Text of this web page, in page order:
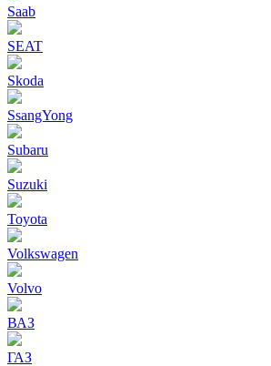
Saab
SEAT
Skoda
SsangYong
Subaru
Suzuki
Toyota
Volkswagen
Volvo
ВАЗ
ГАЗ